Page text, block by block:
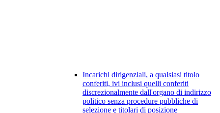
Incarichi dirigenziali, a qualsiasi titolo
conferiti, ivi inclusi quelli conferiti
discrezionalmente dall'organo di indirizzo
politico senza procedure pubbliche di
selezione e titolari di posizione